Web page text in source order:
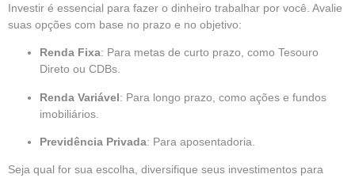
Investir é essencial para fazer o dinheiro trabalhar por você. Avalie
suas opções com base no prazo e no objetivo:
Renda Fixa: Para metas de curto prazo, como Tesouro
Direto ou CDBs.
Renda Variável: Para longo prazo, como ações e fundos
imobiliários.
Previdência Privada: Para aposentadoria.
Seja qual for sua escolha, diversifique seus investimentos para